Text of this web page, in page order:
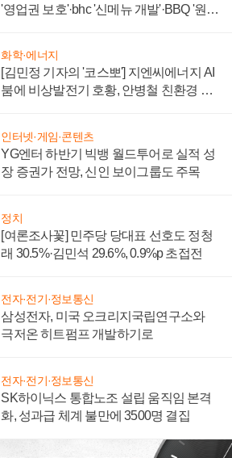
'영업권 보호'·bhc '신메뉴 개발'·BBQ '원가
화학·에너지
[김민정 기자의 '코스뽀'] 지엔씨에너지 AI
붐에 비상발전기 호황, 안병철 친환경 에
인터넷·게임·콘텐츠
YG엔터 하반기 빅뱅 월드투어로 실적 성
장 증권가 전망, 신인 보이그룹도 주목
정치
[여론조사꽃] 민주당 당대표 선호도 정청
래 30.5%·김민석 29.6%, 0.9%p 초접전
전자·전기·정보통신
삼성전자, 미국 오크리지국립연구소와
극저온 히트펌프 개발하기로
전자·전기·정보통신
SK하이닉스 통합노조 설립 움직임 본격
화, 성과급 체계 불만에 3500명 결집